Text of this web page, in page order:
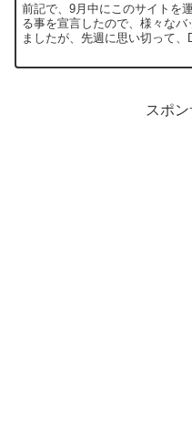
前記で、9月中にこのサイトを
る事を宣言したので、様々な
ましたが、先週に思い切って
スポ